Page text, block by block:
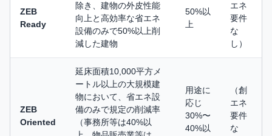
ZEB
Ready
除き、建物の外皮性能
向上と高効率な省エネ
設備のみで50%以上削
減した建物
50%以
上
エネ
要件
な
し）
ZEB
Oriented
延床面積10,000平方メ
ートル以上の大規模建
物において、省エネ設
備のみで規定の削減率
（事務所等は40%以
用途に
応じ
30%〜
40%以
（創
エネ
要件
な